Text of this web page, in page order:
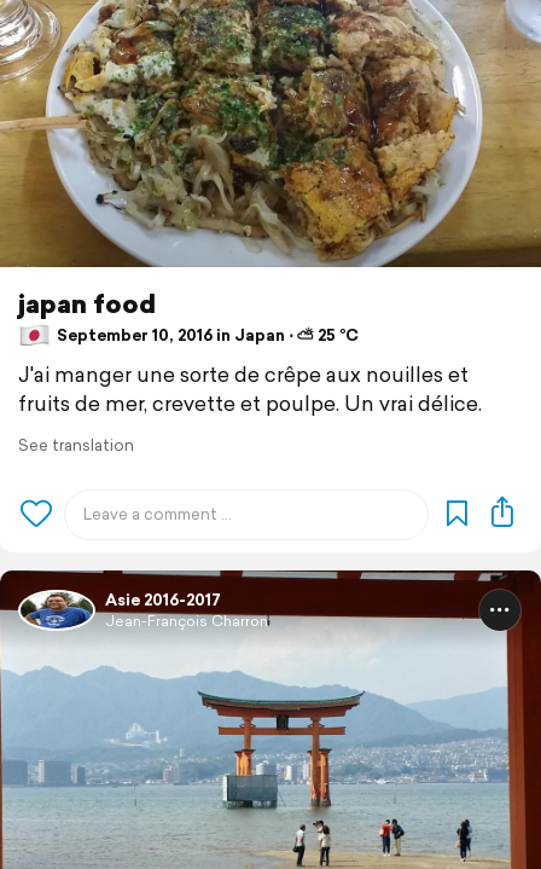
japan food
September 10, 2016 in Japan ⋅ ⛅ 25 °C
J'ai manger une sorte de crêpe aux nouilles et
fruits de mer, crevette et poulpe. Un vrai délice.
See translation
Asie 2016-2017
Jean-François Charron